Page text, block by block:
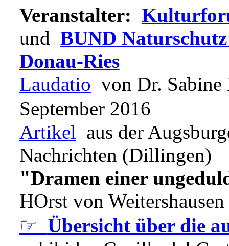
Veranstalter:
und BUND
Donau-Ries
Laudatio von Dr. Sabine
September 2016
Artikel aus der
Nachrichten (Dillingen)
"Dramen einer
HOrst von
☞ Übersicht über die